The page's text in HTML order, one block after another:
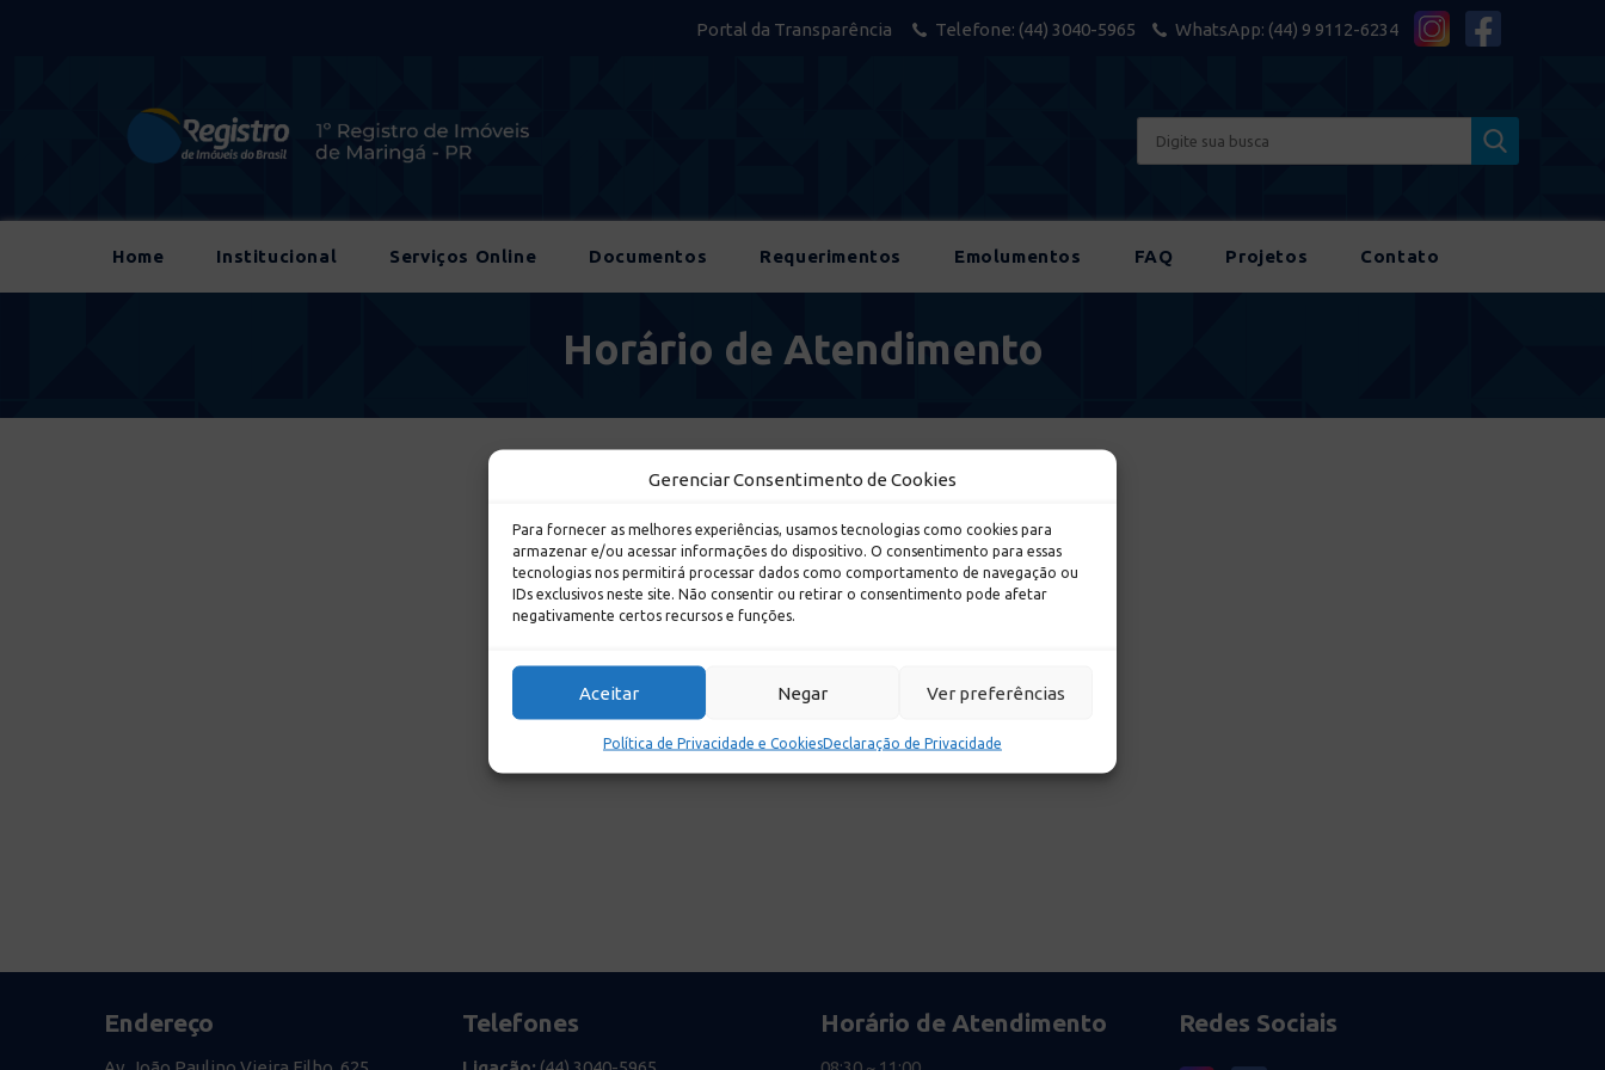
Gerenciar Consentimento de Cookies
Para fornecer as melhores experiências, usamos tecnologias como cookies para
armazenar e/ou acessar informações do dispositivo. O consentimento para essas
tecnologias nos permitirá processar dados como comportamento de navegação ou
IDs exclusivos neste site. Não consentir ou retirar o consentimento pode afetar
negativamente certos recursos e funções.
Aceitar Negar Ver preferências
Política de Privacidade e CookiesDeclaração de Privacidade
Portal da Transparência Telefone: (44) 3040-5965 WhatsApp: (44) 9 9112-6234
Home Institucional Serviços Online Documentos Requerimentos Emolumentos FAQ Projetos Contato
Horário de Atendimento
Endereço Telefones Horário de Atendimento Redes Sociais